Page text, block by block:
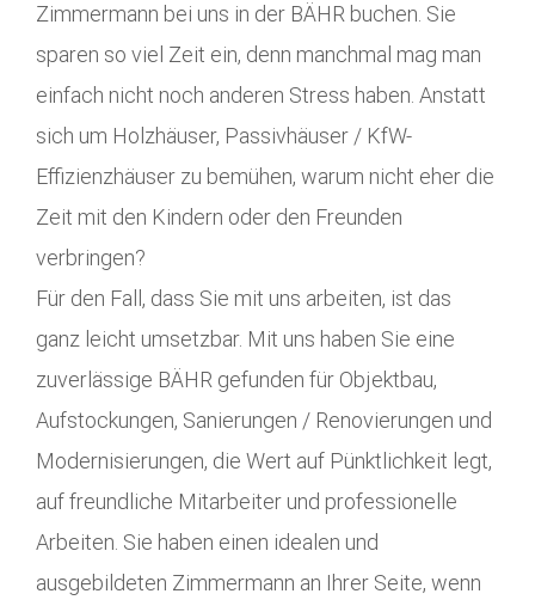
Zimmermann bei uns in der BÄHR buchen. Sie
sparen so viel Zeit ein, denn manchmal mag man
einfach nicht noch anderen Stress haben. Anstatt
sich um Holzhäuser, Passivhäuser / KfW-
Effizienzhäuser zu bemühen, warum nicht eher die
Zeit mit den Kindern oder den Freunden
verbringen?
Für den Fall, dass Sie mit uns arbeiten, ist das
ganz leicht umsetzbar. Mit uns haben Sie eine
zuverlässige BÄHR gefunden für Objektbau,
Aufstockungen, Sanierungen / Renovierungen und
Modernisierungen, die Wert auf Pünktlichkeit legt,
auf freundliche Mitarbeiter und professionelle
Arbeiten. Sie haben einen idealen und
ausgebildeten Zimmermann an Ihrer Seite, wenn